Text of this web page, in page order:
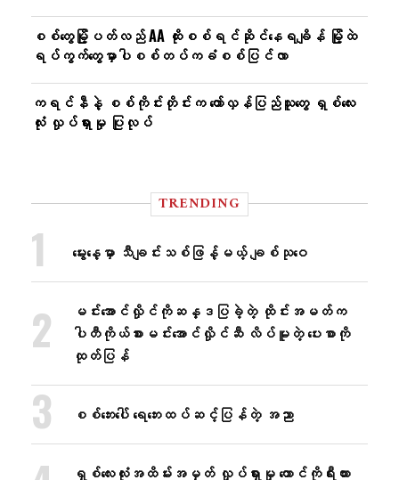
စစ်တွေမြို့ပတ်လည် AA ထိုးစစ်ရင်ဆိုင်နေရချိန် မြို့ထဲ
ရပ်ကွက်တွေမှာပါစစ်တပ်ကခံစစ်ပြင်လာ
ကရင်နီနဲ့ စစ်ကိုင်းတိုင်းက တော်လှန်ပြည်သူတွေ ရှစ်လေး
လုံး လှုပ်ရှားမှု ပြုလုပ်
TRENDING
မွေးနေ့မှာ သီချင်းသစ်ဖြန့်မယ့် ချစ်သုဝေ
မင်းအောင်လှိုင်ကိုဆန္ဒပြခဲ့တဲ့ ထိုင်းအမတ်က
ပါတီကိုယ်စားမင်းအောင်လှိုင်ဆီ လိပ်မူတဲ့ ပေးစာကို
ထုတ်ပြန်
စစ်ဘေးပေါ် ရေဘေးထပ်ဆင့်ပြန်တဲ့ အညာ
ရှစ်လေးလုံးအထိမ်းအမှတ် လှုပ်ရှားမှု တောင်ကိုရီးယား